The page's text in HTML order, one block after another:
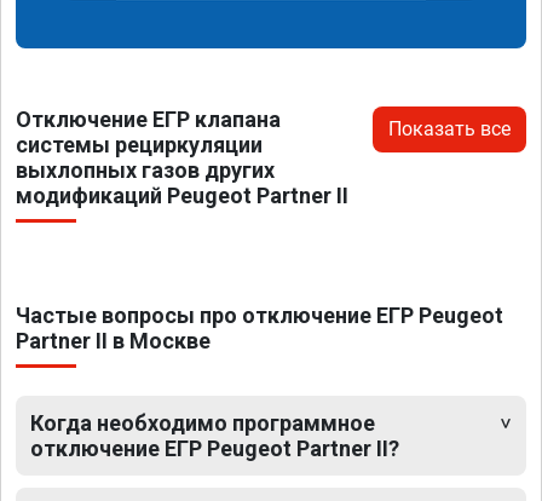
Отключение ЕГР клапана
системы рециркуляции
выхлопных газов других
модификаций Peugeot Partner II
Показать все
Частые вопросы про отключение ЕГР Peugeot
Partner II в Москве
Когда необходимо программное
отключение ЕГР Peugeot Partner II?